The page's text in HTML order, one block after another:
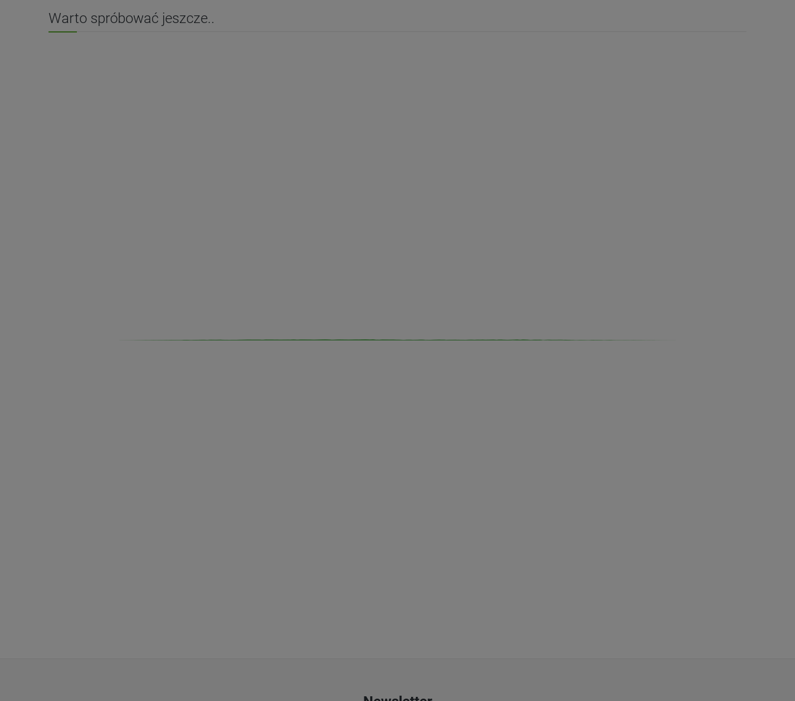
Warto spróbować jeszcze..